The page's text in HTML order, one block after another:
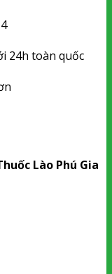
24h toàn quốc
Lào Phú Gia